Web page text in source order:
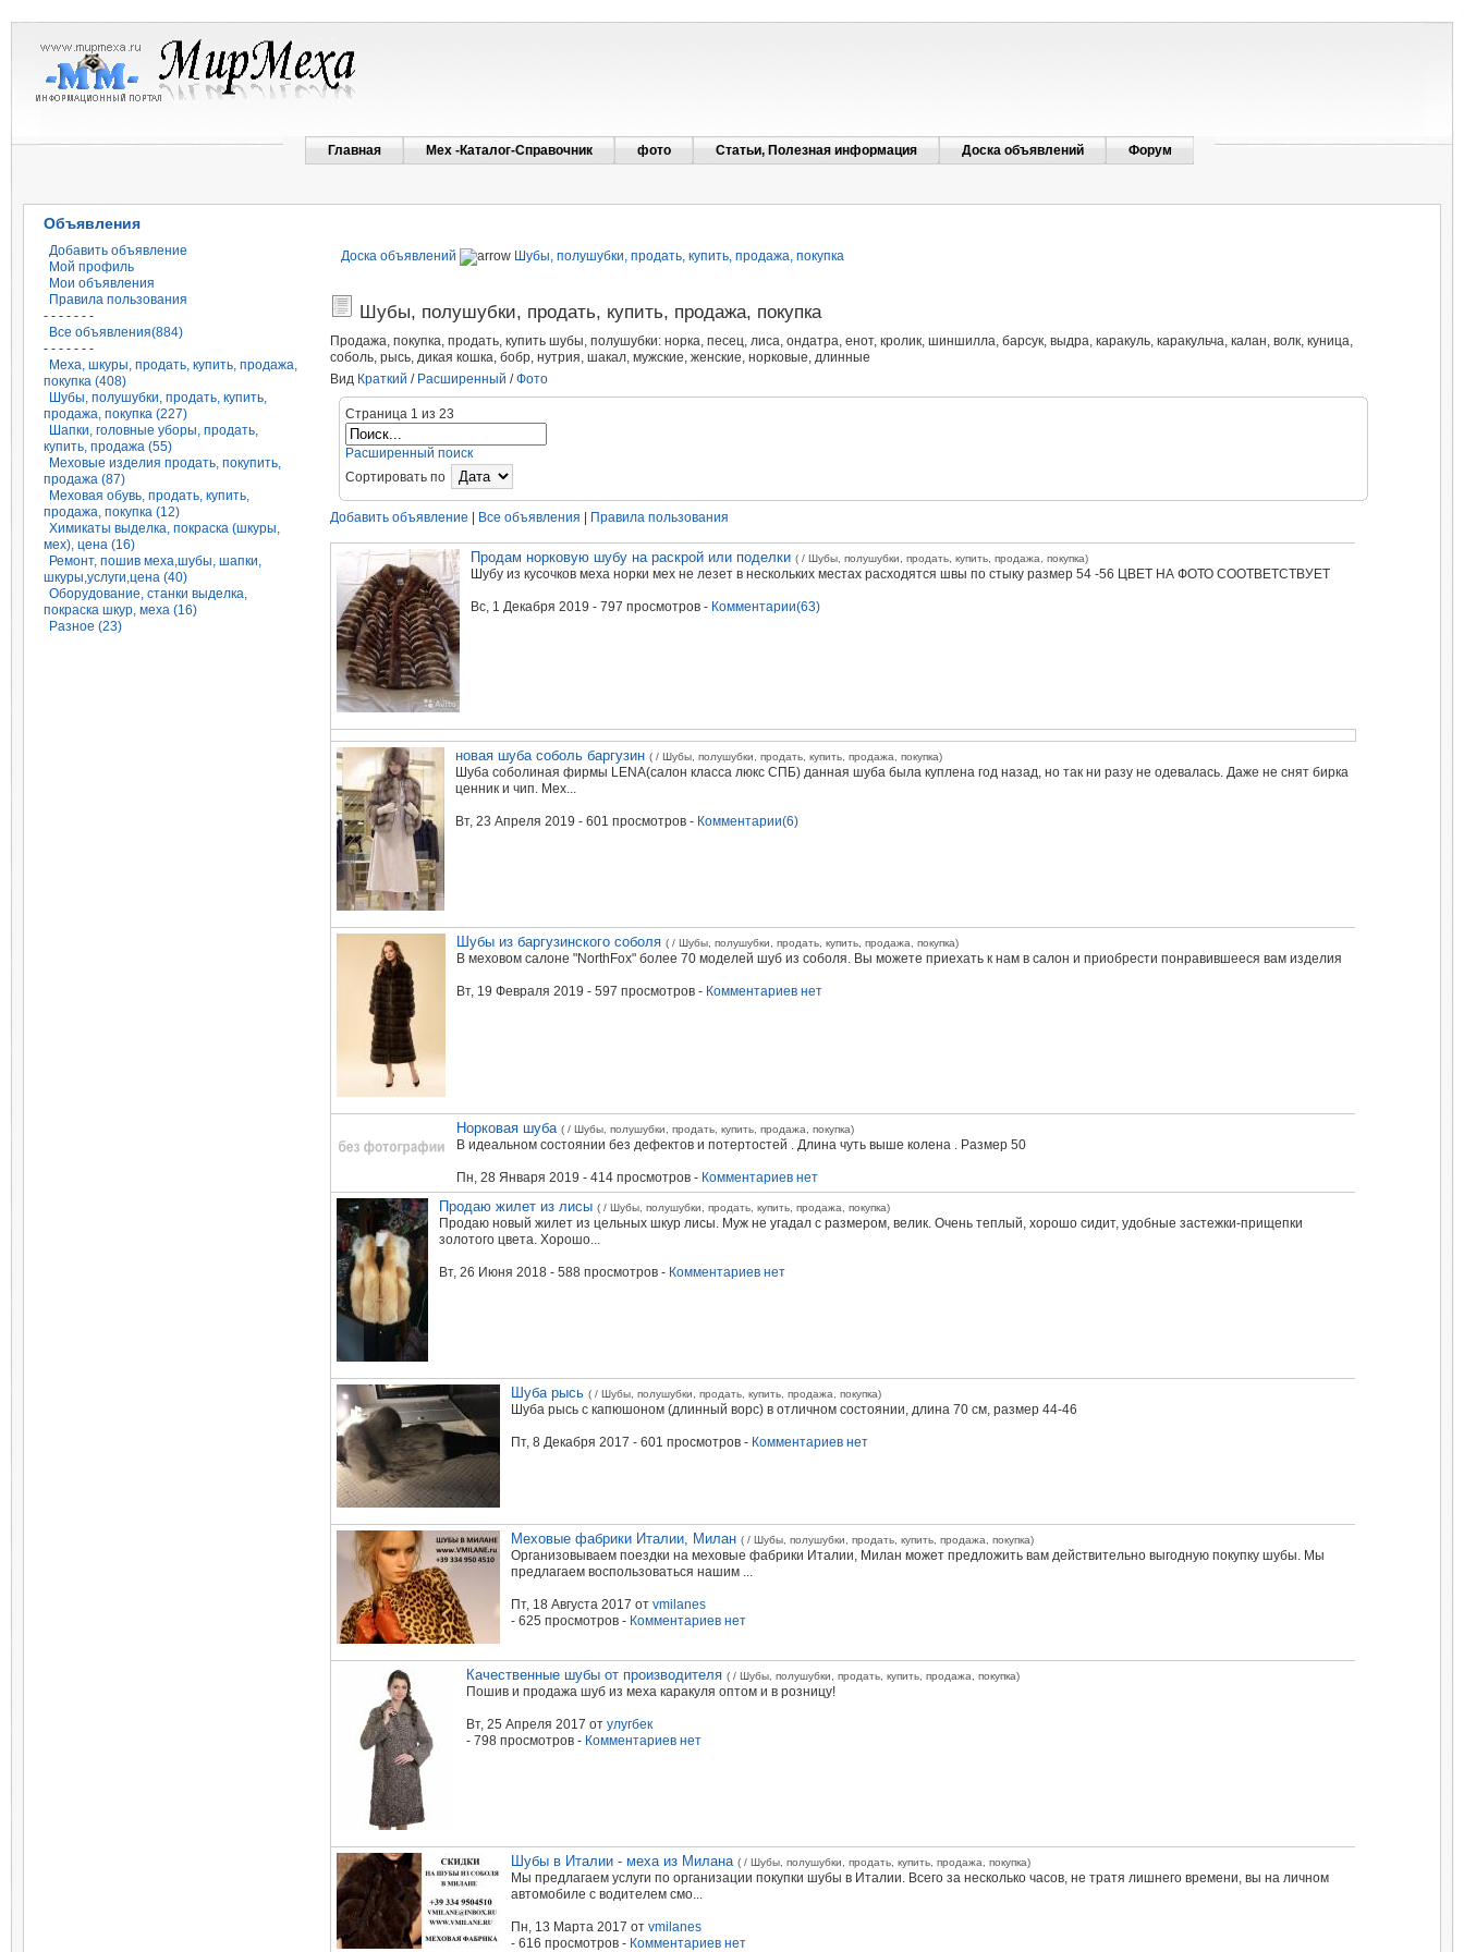
Главная Мех -Каталог-Справочник фото Статьи, Полезная информация Доска объявлений Форум
Объявления
Добавить объявление
Мой профиль
Мои объявления
Правила пользования
- - - - - - -
Все объявления(884)
- - - - - - -
Меха, шкуры, продать, купить, продажа,
покупка (408)
Шубы, полушубки, продать, купить,
продажа, покупка (227)
Шапки, головные уборы, продать,
купить, продажа (55)
Меховые изделия продать, покупить,
продажа (87)
Меховая обувь, продать, купить,
продажа, покупка (12)
Химикаты выделка, покраска (шкуры,
мех), цена (16)
Ремонт, пошив меха,шубы, шапки,
шкуры,услуги,цена (40)
Оборудование, станки выделка,
покраска шкур, меха (16)
Разное (23)
Доска объявлений Шубы, полушубки, продать, купить, продажа, покупка
Шубы, полушубки, продать, купить, продажа, покупка
Продажа, покупка, продать, купить шубы, полушубки: норка, песец, лиса, ондатра, енот, кролик, шиншилла, барсук, выдра, каракуль, каракульча, калан, волк, куница,
соболь, рысь, дикая кошка, бобр, нутрия, шакал, мужские, женские, норковые, длинные
Вид Краткий / Расширенный /Фото
Страница 1 из 23
Расширенный поиск
Сортировать по
Добавить объявление | Все объявления | Правила пользования
Продам норковую шубу на раскрой или поделки ( / Шубы, полушубки, продать, купить, продажа, покупка)
Шубу из кусочков меха норки мех не лезет в нескольких местах расходятся швы по стыку размер 54 -56 ЦВЕТ НА ФОТО СООТВЕТСТВУЕТ
Вc, 1 Декабря 2019 - 797 просмотров - Комментарии(63)
новая шуба соболь баргузин ( / Шубы, полушубки, продать, купить, продажа, покупка)
Шуба соболиная фирмы LENA(салон класса люкс СПБ) данная шуба была куплена год назад, но так ни разу не одевалась. Даже не снят бирка
ценник и чип. Мех...
Вт, 23 Апреля 2019 - 601 просмотров - Комментарии(6)
Шубы из баргузинского соболя ( / Шубы, полушубки, продать, купить, продажа, покупка)
В меховом салоне "NorthFox" более 70 моделей шуб из соболя. Вы можете приехать к нам в салон и приобрести понравившееся вам изделия
Вт, 19 Февраля 2019 - 597 просмотров - Комментариев нет
Норковая шуба ( / Шубы, полушубки, продать, купить, продажа, покупка)
В идеальном состоянии без дефектов и потертостей . Длина чуть выше колена . Размер 50
Пн, 28 Января 2019 - 414 просмотров - Комментариев нет
Продаю жилет из лисы ( / Шубы, полушубки, продать, купить, продажа, покупка)
Продаю новый жилет из цельных шкур лисы. Муж не угадал с размером, велик. Очень теплый, хорошо сидит, удобные застежки-прищепки
золотого цвета. Хорошо...
Вт, 26 Июня 2018- 588 просмотров - Комментариев нет
Шуба рысь ( / Шубы, полушубки, продать, купить, продажа, покупка)
Шуба рысь с капюшоном (длинный ворс) в отличном состоянии, длина 70 см, размер 44-46
Пт, 8 Декабря 2017 - 601 просмотров - Комментариев нет
Меховые фабрики Италии, Милан ( / Шубы, полушубки, продать, купить, продажа, покупка)
Организовываем поездки на меховые фабрики Италии, Милан может предложить вам действительно выгодную покупку шубы. Мы
предлагаем воспользоваться нашим ...
Пт, 18 Августа 2017 от vmilanes
- 625 просмотров - Комментариев нет
Качественные шубы от производителя ( / Шубы, полушубки, продать, купить, продажа, покупка)
Пошив и продажа шуб из меха каракуля оптом и в розницу!
Вт, 25 Апреля 2017 от улугбек
- 798 просмотров - Комментариев нет
Шубы в Италии - меха из Милана ( / Шубы, полушубки, продать, купить, продажа, покупка)
Мы предлагаем услуги по организации покупки шубы в Италии. Всего за несколько часов, не тратя лишнего времени, вы на личном
автомобиле с водителем смо...
Пн, 13 Марта 2017 от vmilanes
- 616 просмотров - Комментариев нет